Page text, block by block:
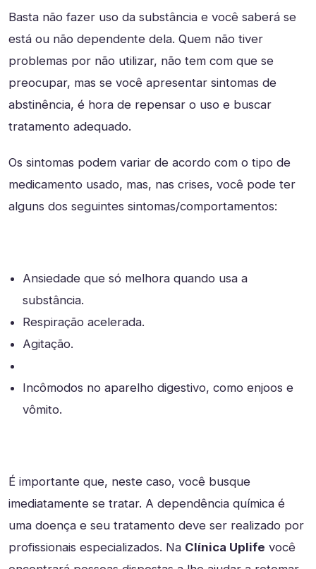
Basta não fazer uso da substância e você saberá se
está ou não dependente dela. Quem não tiver
problemas por não utilizar, não tem com que se
preocupar, mas se você apresentar sintomas de
abstinência, é hora de repensar o uso e buscar
tratamento adequado.
Os sintomas podem variar de acordo com o tipo de
medicamento usado, mas, nas crises, você pode ter
alguns dos seguintes sintomas/comportamentos:
Ansiedade que só melhora quando usa a
substância.
Respiração acelerada.
Agitação.
Incômodos no aparelho digestivo, como enjoos e
vômito.
É importante que, neste caso, você busque
imediatamente se tratar. A dependência química é
uma doença e seu tratamento deve ser realizado por
profissionais especializados. Na Clínica Uplife você